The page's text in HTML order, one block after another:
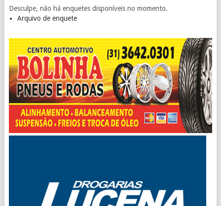
Desculpe, não há enquetes disponíveis no momento.
Arquivo de enquete